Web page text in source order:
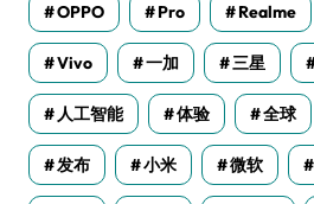
OPPO Pro Realme
Vivo 一加 三星
人工智能 体验 全球
发布 小米 微软